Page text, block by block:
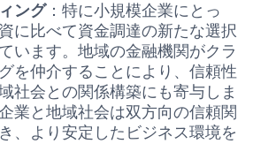
ング：特に小規模企業にとっ
に比べて資金調達の新たな選択
います。地域の金融機関がクラ
を仲介することにより、信頼性
社会との関係構築にも寄与しま
業と地域社会は双方向の信頼関
、より安定したビジネス環境を